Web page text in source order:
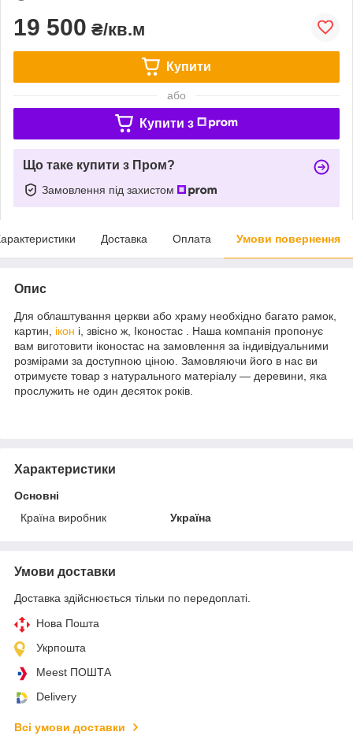
19 500 ₴/кв.м
Купити
або
Купити з
Що таке купити з Пром?
Замовлення під захистом
Доставка Оплата Умови повернення
Опис
Для облаштування церкви або храму необхідно багато рамок,
картин, ікон і, звісно ж, Іконостас . Наша компанія пропонує
вам виготовити іконостас на замовлення за індивідуальними
розмірами за доступною ціною. Замовляючи його в нас ви
отримуєте товар з натурального матеріалу — деревини, яка
прослужить не один десяток років.
Характеристики
Основні
Країна виробник
Україна
Умови доставки
Доставка здійснюється тільки по передоплаті.
Нова Пошта
Укрпошта
Meest ПОШТА
Delivery
Всі умови доставки